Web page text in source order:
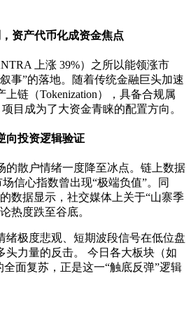
资产代币化成资金焦点
上涨 39%）之所以能领涨市
事”的落地。随着传统金融巨头加速
链（Tokenization），具备合规属
目成为了大资金青睐的配置方向。
向投资逻辑验证
的散户情绪一度降至冰点。链上数据
信心指数曾出现“极端负值”。同
数据显示，社交媒体上关于“山寨季
热度跌至谷底。
绪极度悲观、短期波段信号在低位盘
头力量的反击。 今日各大板块（如
全面复苏，正是这一“触底反弹”逻辑